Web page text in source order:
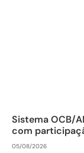
Sistema OCB/
com
05/08/2026